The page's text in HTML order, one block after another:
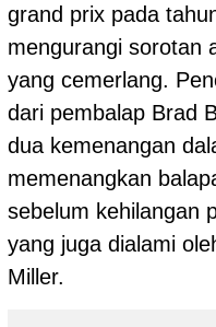
grand prix pada
mengurangi sorotan
yang cemerlang.
dari pembalap Brad
dua kemenangan
memenangkan
sebelum kehilangan
yang juga dialami
Miller.